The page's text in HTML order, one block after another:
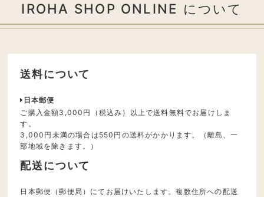
IROHA SHOP ONLINE について
送料について
日本郵便
ご購入金額3,000円（税込み）以上で送料無料でお届けしま
す。
3,000円未満の場合は550円の送料がかかります。（離島、一
部地域を除きます。）
配送について
日本郵便（郵便局）にてお届けいたします。複数住所への配送